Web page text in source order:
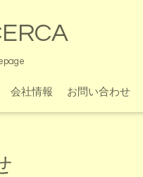
会社情報 お問い合わせ